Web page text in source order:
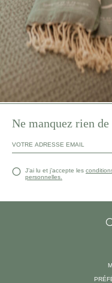
Ne manquez rien
J’ai lu et j’accepte les
personnelles.